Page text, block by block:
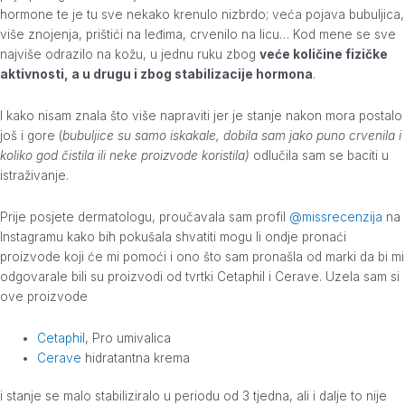
hormone te je tu sve nekako krenulo nizbrdo; veća pojava bubuljica,
više znojenja, prištići na leđima, crvenilo na licu… Kod mene se sve
najviše odrazilo na kožu, u jednu ruku zbog veće količine fizičke
aktivnosti, a u drugu i zbog stabilizacije hormona.
I kako nisam znala što više napraviti jer je stanje nakon mora postalo
još i gore (bubuljice su samo iskakale, dobila sam jako puno crvenila i
koliko god čistila ili neke proizvode koristila) odlučila sam se baciti u
istraživanje.
Prije posjete dermatologu, proučavala sam profil @missrecenzija na
Instagramu kako bih pokušala shvatiti mogu li ondje pronaći
proizvode koji će mi pomoći i ono što sam pronašla od marki da bi mi
odgovarale bili su proizvodi od tvrtki Cetaphil i Cerave. Uzela sam si
ove proizvode
Cetaphil , Pro umivalica
Cerave hidratantna krema
i stanje se malo stabiliziralo u periodu od 3 tjedna, ali i dalje to nije